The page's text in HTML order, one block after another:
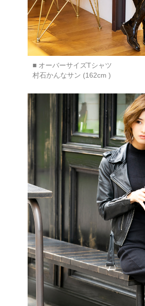
■ オーバーサイズTシャツ
村石かんなサン (162cm )